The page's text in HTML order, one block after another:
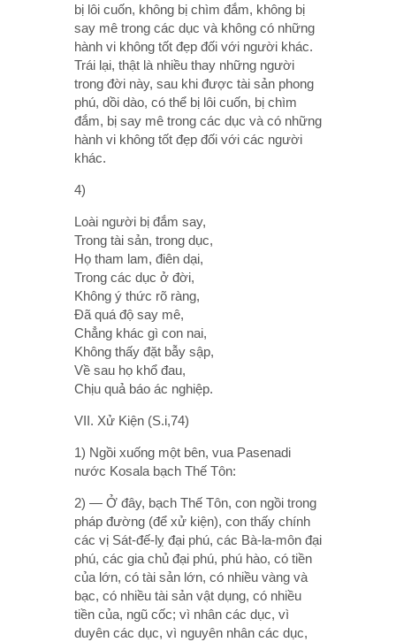
bị lôi cuốn, không bị chìm đắm, không bị
say mê trong các dục và không có những
hành vi không tốt đẹp đối với người khác.
Trái lại, thật là nhiều thay những người
trong đời này, sau khi được tài sản phong
phú, dồi dào, có thể bị lôi cuốn, bị chìm
đắm, bị say mê trong các dục và có những
hành vi không tốt đẹp đối với các người
khác.
4)
Loài người bị đắm say,
Trong tài sản, trong dục,
Họ tham lam, điên dại,
Trong các dục ở đời,
Không ý thức rõ ràng,
Ðã quá độ say mê,
Chẳng khác gì con nai,
Không thấy đặt bẫy sập,
Về sau họ khổ đau,
Chịu quả báo ác nghiệp.
VII. Xử Kiện (S.i,74)
1) Ngồi xuống một bên, vua Pasenadi
nước Kosala bạch Thế Tôn:
2) — Ở đây, bạch Thế Tôn, con ngồi trong
pháp đường (để xử kiện), con thấy chính
các vị Sát-đế-lỵ đại phú, các Bà-la-môn đại
phú, các gia chủ đại phú, phú hào, có tiền
của lớn, có tài sản lớn, có nhiều vàng và
bạc, có nhiều tài sản vật dụng, có nhiều
tiền của, ngũ cốc; vì nhân các dục, vì
duyên các dục, vì nguyên nhân các dục,